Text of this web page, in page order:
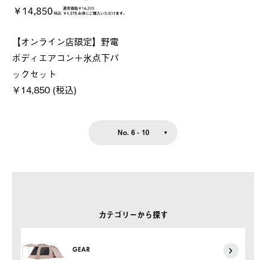
カテゴリーから探す
GEAR
【オンライン店限定】野電
ボディエアコン＋氷点下パ
ックセット
￥14,850 (税込)
No. 6 - 10